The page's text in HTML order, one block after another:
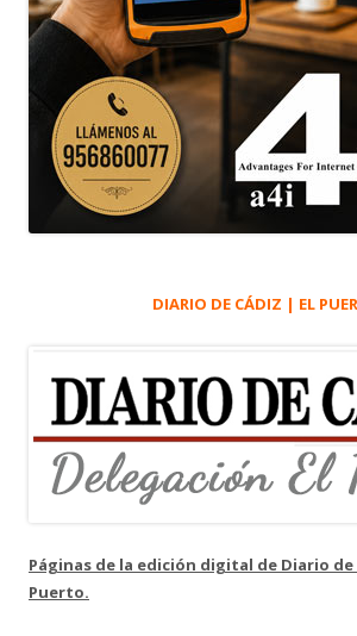
DIARIO DE CÁDIZ | EL
Páginas de la edición digital de Diario de
Puerto.